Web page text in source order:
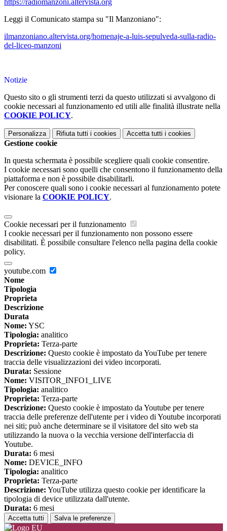
https://radiomanzoni.altervista.org
Leggi il Comunicato stampa su "Il Manzoniano":
ilmanzoniano.altervista.org/homenaje-a-luis-sepulveda-sulla-radio-
del-liceo-manzoni
Notizie
Questo sito o gli strumenti terzi da questo utilizzati si avvalgono di
cookie necessari al funzionamento ed utili alle finalità illustrate nella
COOKIE POLICY.
Personalizza Rifiuta tutti i cookies Accetta tutti i cookies
Gestione cookie
In questa schermata è possibile scegliere quali cookie consentire.
I cookie necessari sono quelli che consentono il funzionamento della
piattaforma e non è possibile disabilitarli.
Per conoscere quali sono i cookie necessari al funzionamento potete
visionare la COOKIE POLICY.
Cookie necessari per il funzionamento
I cookie necessari per il funzionamento non possono essere
disabilitati. È possibile consultare l'elenco nella pagina della cookie
policy.
youtube.com
Nome
Tipologia
Proprieta
Descrizione
Durata
Nome: YSC
Tipologia: analitico
Proprieta: Terza-parte
Descrizione: Questo cookie è impostato da YouTube per tenere
traccia delle visualizzazioni dei video incorporati.
Durata: Sessione
Nome: VISITOR_INFO1_LIVE
Tipologia: analitico
Proprieta: Terza-parte
Descrizione: Questo cookie è impostato da Youtube per tenere
traccia delle preferenze dell'utente per i video di Youtube incorporati
nei siti; può anche determinare se il visitatore del sito web sta
utilizzando la nuova o la vecchia versione dell'interfaccia di
Youtube.
Durata: 6 mesi
Nome: DEVICE_INFO
Tipologia: analitico
Proprieta: Terza-parte
Descrizione: YouTube utilizza questo cookie per identificare la
tipologia di device utilizzata dall'utente.
Durata: 6 mesi
Accetta tutti Salva le preferenze